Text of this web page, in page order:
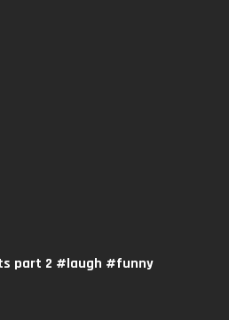
part 2 #laugh #funny